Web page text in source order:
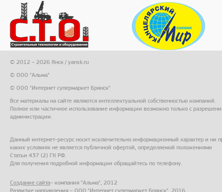
© 2012 – 2026 Янск / yansk.ru
© ООО "Альма"
© ООО "Интернет супермаркет Брянск"
Все материалы на сайте являются интеллектуальной собственностью компаний.
Полное или частичное использование информации возможно только с
администрации.
Данный интернет-ресурс носит исключительно информационный характер и ни
каких условиях не является публичной офертой, определяемой положениями
Статьи 437 (2) ГК РФ.
Для получения подробной информации обращайтесь по телефону.
Создание сайта– компания "Альма", 2012
Развитие направления – ООО "Интернет супермаркет Брянск", 2016